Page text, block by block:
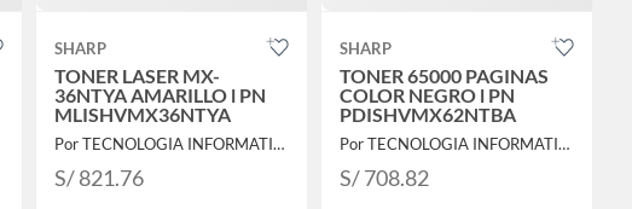
SHARP
TONER LASER MX-
36NTYA AMARILLO l PN
MLISHVMX36NTYA
Por TECNOLOGIA INFORMATICA Y CONSULTORIA
S/ 821.76
SHARP
TONER 65000 PAGINAS
COLOR NEGRO l PN
PDISHVMX62NTBA
Por TECNOLOGIA INFORMATICA Y CONSULTORIA
S/ 708.82